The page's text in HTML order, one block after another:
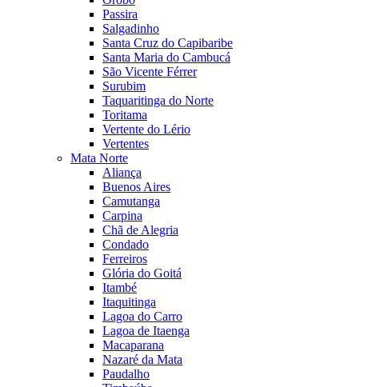
Passira
Salgadinho
Santa Cruz do Capibaribe
Santa Maria do Cambucá
São Vicente Férrer
Surubim
Taquaritinga do Norte
Toritama
Vertente do Lério
Vertentes
Mata Norte
Aliança
Buenos Aires
Camutanga
Carpina
Chã de Alegria
Condado
Ferreiros
Glória do Goitá
Itambé
Itaquitinga
Lagoa do Carro
Lagoa de Itaenga
Macaparana
Nazaré da Mata
Paudalho